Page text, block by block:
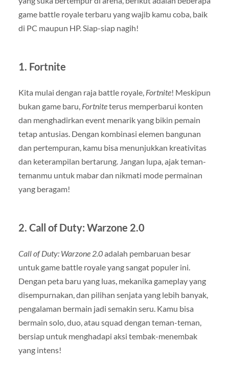
game battle royale terbaru yang wajib kamu coba, baik
di PC maupun HP. Siap-siap nagih!
1. Fortnite
Kita mulai dengan raja battle royale, Fortnite! Meskipun
bukan game baru, Fortniteterus memperbarui konten
dan menghadirkan event menarik yang bikin pemain
tetap antusias. Dengan kombinasi elemen bangunan
dan pertempuran, kamu bisa menunjukkan kreativitas
dan keterampilan bertarung. Jangan lupa, ajak teman-
temanmu untuk mabar dan nikmati mode permainan
yang beragam!
2. Call of Duty: Warzone 2.0
Call of Duty: Warzone 2.0adalah pembaruan besar
untuk game battle royale yang sangat populer ini.
Dengan peta baru yang luas, mekanika gameplay yang
disempurnakan, dan pilihan senjata yang lebih banyak,
pengalaman bermain jadi semakin seru. Kamu bisa
bermain solo, duo, atau squad dengan teman-teman,
bersiap untuk menghadapi aksi tembak-menembak
yang intens!